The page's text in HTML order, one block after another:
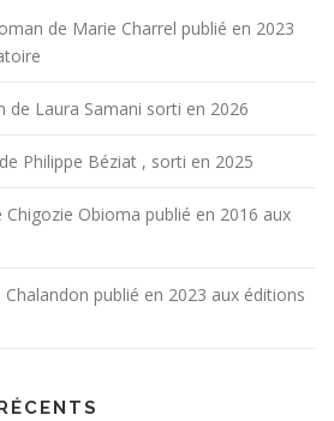
de Marie Charrel publié en 2023
de Laura Samani sorti en 2026
Philippe Béziat , sorti en 2025
Obioma publié en 2016 aux
Chalandon publié en 2023 aux éditions